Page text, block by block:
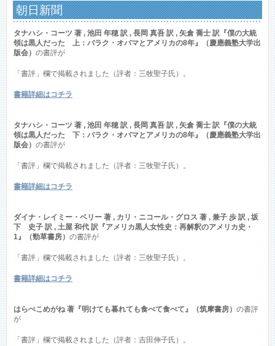
朝日新聞
タナハシ・コーツ 著 , 池田 年穂 訳 , 長岡 真吾 訳 , 矢倉 喬士 訳『僕の大統
領は黒人だった 上：バラク・オバマとアメリカの8年』（慶應義塾大学出
版会）の書評が
「書評」欄で掲載されました（評者：三牧聖子氏）。
書籍詳細はコチラ
タナハシ・コーツ 著 , 池田 年穂 訳 , 長岡 真吾 訳 , 矢倉 喬士 訳『僕の大統
領は黒人だった 下：バラク・オバマとアメリカの8年』（慶應義塾大学出
版会）の書評が
「書評」欄で掲載されました（評者：三牧聖子氏）。
書籍詳細はコチラ
ダイナ・レイミー・ベリー 著 , カリ・ニコール・グロス 著 , 兼子 歩 訳 , 坂
下 史子 訳 , 土屋 和代 訳『アメリカ黒人女性史：再解釈のアメリカ史・
1』（勁草書房）の書評が
「書評」欄で掲載されました（評者：三牧聖子氏）。
書籍詳細はコチラ
はらぺこめがね 著『明けても暮れても食べて食べて』（筑摩書房）の書評
が
「書評」欄で掲載されました（評者：吉田伸子氏）。